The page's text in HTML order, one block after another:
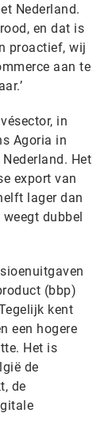
Nederland.
en dat is
proactief, wij
aan te
in
Agoria in
Het
export van
lager dan
dubbel
(bbp)
kent
een hogere
Het is
de
de